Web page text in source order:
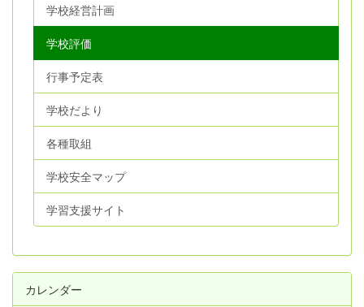
学校経営計画
学校評価
行事予定表
学校だより
各種取組
学校安全マップ
学習支援サイト
カレンダー